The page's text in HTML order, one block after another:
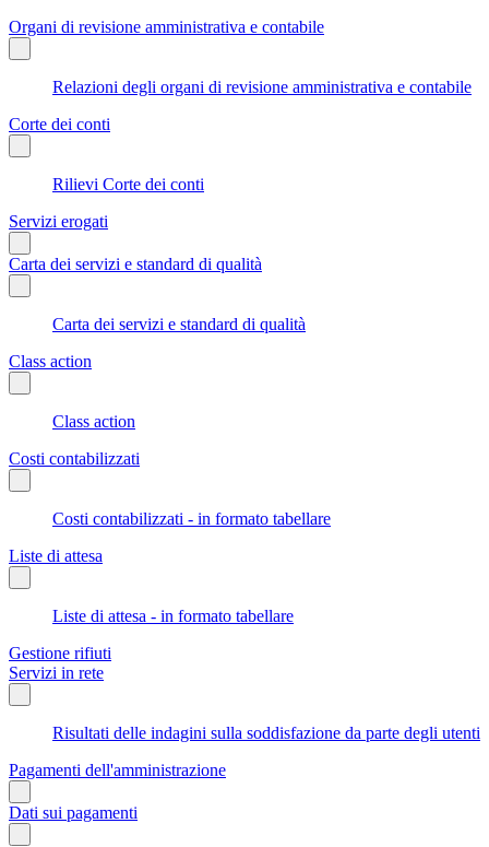
Organi di revisione amministrativa e contabile
Relazioni degli organi di revisione amministrativa e contabile
Corte dei conti
Rilievi Corte dei conti
Servizi erogati
Carta dei servizi e standard di qualità
Carta dei servizi e standard di qualità
Class action
Class action
Costi contabilizzati
Costi contabilizzati - in formato tabellare
Liste di attesa
Liste di attesa - in formato tabellare
Gestione rifiuti
Servizi in rete
Risultati delle indagini sulla soddisfazione da parte degli utenti
Pagamenti dell'amministrazione
Dati sui pagamenti